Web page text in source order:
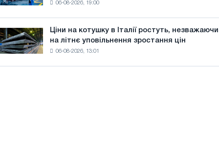
в
в
липні
максимуму
06-08-2026, 19:00
Ціни
на
котушку
Ціни на котушку в Італії ростуть, незважаючи
на літнє уповільнення зростання цін
06-08-2026, 13:01